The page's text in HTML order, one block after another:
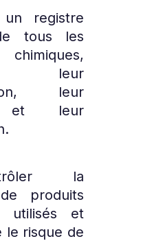
registre
tous les
leur
leur
et leur
la
produits
utilisés et
le risque de